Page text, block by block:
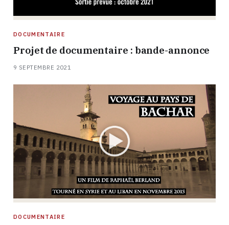
DOCUMENTAIRE
Projet de documentaire : bande-annonce
9 SEPTEMBRE 2021
DOCUMENTAIRE